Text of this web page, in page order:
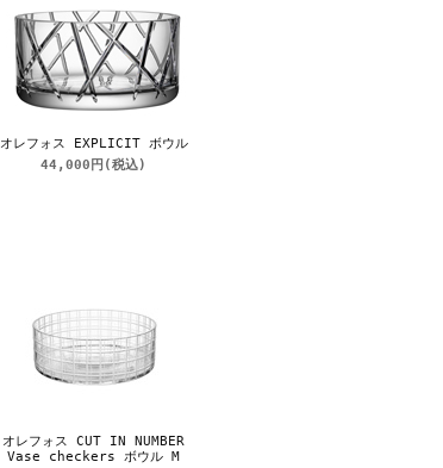
オレフォス EXPLICIT ボウル
44,000円 (税込)
オレフォス CUT IN NUMBER
Vase checkers ボウル M